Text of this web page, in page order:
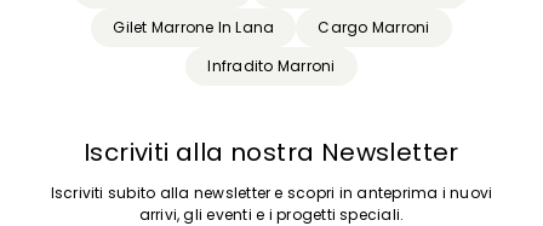
Gilet Marrone In Lana
Cargo Marroni
Infradito Marroni
Iscriviti alla nostra Newsletter
Iscriviti subito alla newsletter e scopri in anteprima i nuovi
arrivi, gli eventi e i progetti speciali.